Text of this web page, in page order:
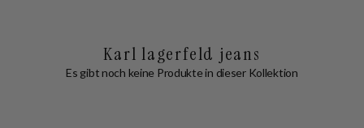
Karl lagerfeld jeans
Es gibt noch keine Produkte in dieser Kollektion